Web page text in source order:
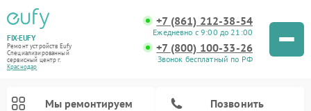
FIX-EUFY
Ремонт устройств Eufy
Специализированный
cервисный центр г.
Краснодар
+7 (861) 212-38-54
Ежедневно с 9:00 до 21:00
+7 (800) 100-33-26
Звонок бесплатный по РФ
Мы ремонтируем Позвонить